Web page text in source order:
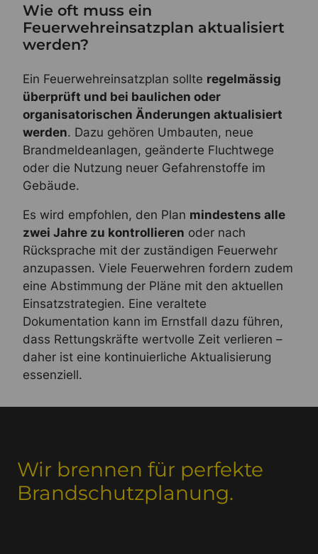
Wie oft muss ein
Feuerwehreinsatzplan aktualisiert
werden?
Ein Feuerwehreinsatzplan sollte regelmässig
überprüft und bei baulichen oder
organisatorischen Änderungen aktualisiert
werden. Dazu gehören Umbauten, neue
Brandmeldeanlagen, geänderte Fluchtwege
oder die Nutzung neuer Gefahrenstoffe im
Gebäude.
Es wird empfohlen, den Plan mindestens alle
zwei Jahre zu kontrollieren oder nach
Rücksprache mit der zuständigen Feuerwehr
anzupassen. Viele Feuerwehren fordern zudem
eine Abstimmung der Pläne mit den aktuellen
Einsatzstrategien. Eine veraltete
Dokumentation kann im Ernstfall dazu führen,
dass Rettungskräfte wertvolle Zeit verlieren –
daher ist eine kontinuierliche Aktualisierung
essenziell.
Wir brennen für perfekte
Brandschutzplanung.